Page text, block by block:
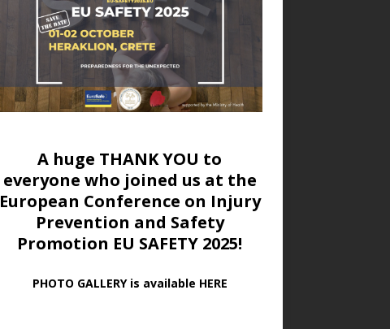
A huge THANK YOU to
everyone who joined us at the
European Conference on Injury
Prevention and Safety
Promotion EU SAFETY 2025!
PHOTO GALLERY is available HERE